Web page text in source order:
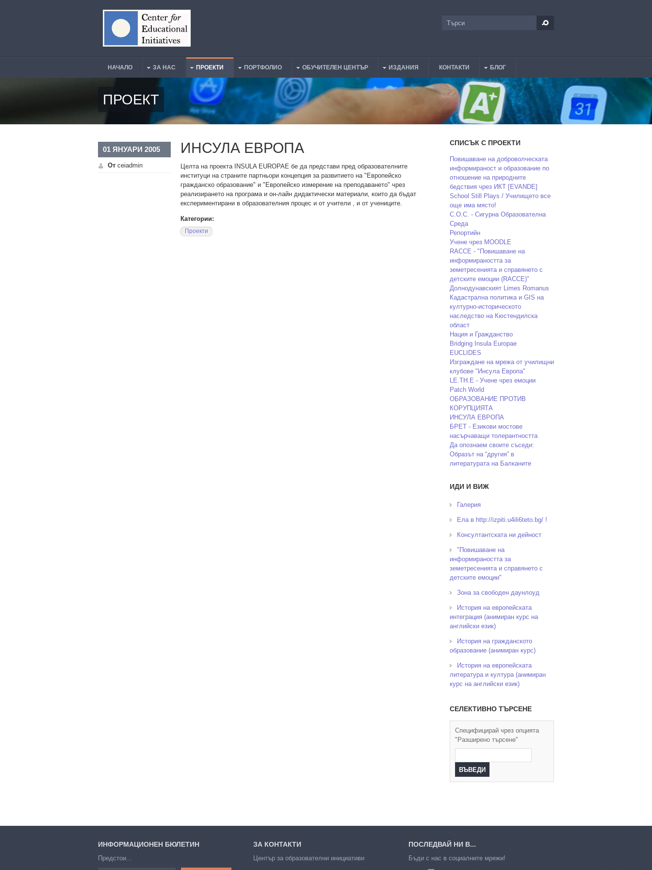
Търси
Main Menu
НАЧАЛО ЗА НАС ПРОЕКТИ ПОРТФОЛИО ОБУЧИТЕЛЕН ЦЕНТЪР ИЗДАНИЯ КОНТАКТИ БЛОГ
ПРОЕКТ
01 ЯНУАРИ 2005
От ceiadmin
ИНСУЛА ЕВРОПА
Целта на проекта INSULA EUROPAE бе да представи пред образователните
институци на страните партньори концепция за развитието на "Европейско
гражданско образование" и "Европейско измерение на преподаването" чрез
реализирането на програма и он-лайн дидактически материали, които да бъдат
експериментирани в образователния процес и от учители , и от учениците.
Категории:
Проекти
СПИСЪК С ПРОЕКТИ
Повишаване на доброволческата
информираност и образование по
отношение на природните
бедствия чрез ИКТ [EVANDE]
School Still Plays / Училището все
още има място!
С.О.С. - Сигурна Образователна
Среда
Репортийн
Учене чрез MOODLE
RACCE - "Повишаване на
информираността за
земетресенията и справянето с
детските емоции (RACCE)"
Долнодунавският Limes Romanus
Кадастрална политика и GIS на
културно-историческото
наследство на Кюстендилска
област
Нация и Гражданство
Bridging Insula Europae
EUCLIDES
Изграждане на мрежа от училищни
клубове "Инсула Европа"
LE.TH.E - Учене чрез емоции
Patch World
ОБРАЗОВАНИЕ ПРОТИВ
КОРУПЦИЯТА
ИНСУЛА ЕВРОПА
БРЕТ - Езикови мостове
насърчаващи толерантността
Да опознаем своите съседи:
Образът на “другия” в
литературата на Балканите
ИДИ И ВИЖ
Галерия
Ела в http://izpiti.u4ili6teto.bg/ !
Консултантската ни дейност
"Повишаване на
информираността за
земетресенията и справянето с
детските емоции"
Зона за свободен даунлоуд
История на европейската
интеграция (анимиран курс на
английски език)
История на гражданското
образование (анимиран курс)
История на европейската
литература и култура (анимиран
курс на английски език)
СЕЛЕКТИВНО ТЪРСЕНЕ
Специфицирай чрез опцията
"Разширено търсене"
ИНФОРМАЦИОНЕН БЮЛЕТИН
Предстои...
ЗА КОНТАКТИ
Център за образователни инициативи
ПОСЛЕДВАЙ НИ В...
Бъди с нас в социалните мрежи!